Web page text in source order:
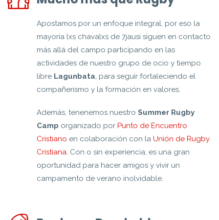
Apostamos por un enfoque integral, por eso la
mayoría lxs chavalxs de 7jausi siguen en contacto
más allá del campo participando en las
actividades de nuestro grupo de ocio y tiempo
libre Lagunbata , para seguir fortaleciendo el
compañerismo y la formación en valores.
Además, tenenemos nuestro Summer Rugby
Camp organizado por Punto de Encuentro
Cristiano en colaboración con la Unión de Rugby
Cristiana . Con o sin experiencia, es una gran
oportunidad para hacer amigos y vivir un
campamento de verano inolvidable.